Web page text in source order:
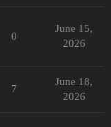
0
June 15,
2026
7
June 18,
2026